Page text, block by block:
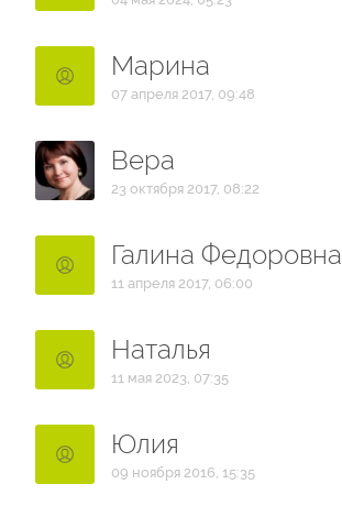
Марина
07 апреля 2017, 09:48
Вера
23 октября 2017, 08:22
Галина Федоровна
11 апреля 2017, 06:00
Наталья
11 мая 2023, 07:35
Юлия
09 ноября 2016, 15:35